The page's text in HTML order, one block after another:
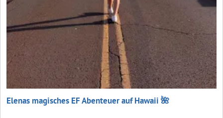
Elenas magisches EF Abenteuer auf Hawaii 🌺